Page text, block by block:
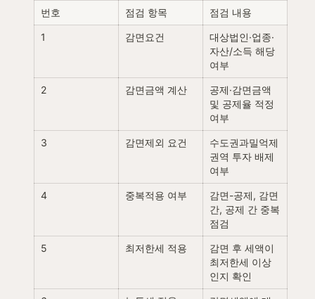
번호 점검 항목 점검 내용
1 감면요건
대상법인·업종·
자산/소득 해당
여부
2 감면금액 계산
공제·감면금액
및 공제율 적정
여부
3 감면제외 요건
수도권과밀억제
권역 투자 배제
여부
4 중복적용 여부
감면-공제, 감면
간, 공제 간 중복
점검
5 최저한세 적용
감면 후 세액이
최저한세 이상
인지 확인